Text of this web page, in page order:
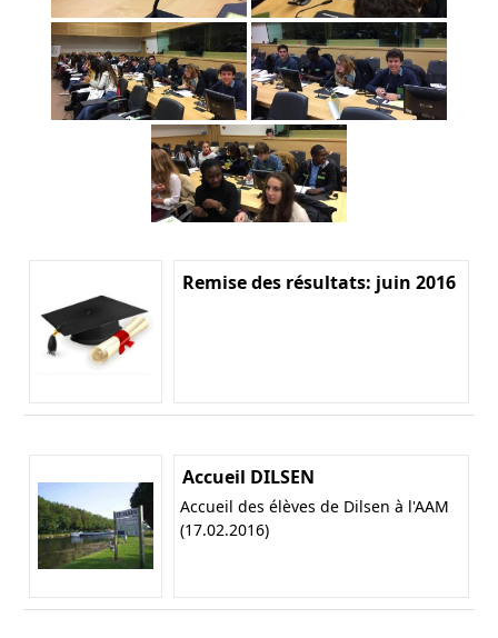
Remise des résultats: juin 2016
Accueil DILSEN
Accueil des élèves de Dilsen à l'AAM
(17.02.2016)